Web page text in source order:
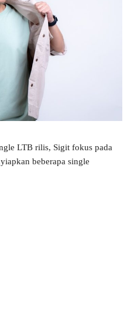
LTB rilis, Sigit fokus pada
beberapa single